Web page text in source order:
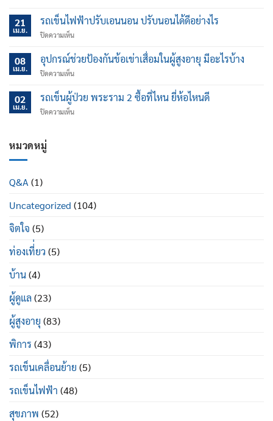
พรุน
ใน
ผู้
อายุ
มาก
ไหน
21
เม.ย.
รถเข็นไฟฟ้าปรับเอนนอน ปรับนอนได้ดีอย่างไร
ปิดความเห็นบน
เข็น
ไฟฟ้า
ปรับ
นอน
นอน
08
เม.ย.
อุปกรณ์ช่วยป้องกันข้อเข่าเสื่อมในผู้สูงอายุ มีอะไรบ้าง
ปิดความเห็นบน
ช่วย
ป้องกัน
ข้อ
บ้าง
02
เม.ย.
รถเข็นผู้ป่วย พระราม 2 ซื้อที่ไหน ยี่ห้อไหนดี
ปิดความเห็นบน
ยี่ห้อ
หมวดหมู่
Q&A(1)
Uncategorized (104)
จิตใจ (5)
ท่องเที่่ยว (5)
บ้าน(4)
ผู้ดูแล (23)
ผู้สูงอายุ (83)
พิการ (43)
รถเข็นเคลื่อนย้าย (5)
รถเข็นไฟฟ้า (48)
สุขภาพ (52)